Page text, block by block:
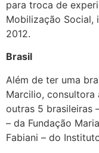
para troca de
Mobilização Social,
2012.
Brasil
Além de ter uma
Marcilio, consultora
outras 5 brasileiras
– da Fundação
Fabiani – do